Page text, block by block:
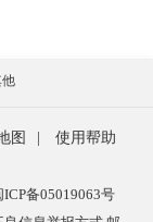
图
使用帮助
ICP备05019063号